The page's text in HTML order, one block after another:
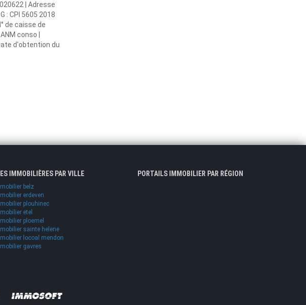
| Adresse
: CPI 5605 2018
de caisse de
conso |
d'obtention du
IMMOBILIÈRES PAR VILLE
belz
erdeven
plouhinec
etel
ploemel
sainte helene
locoal mendon
gavres
PORTAILS IMMOBILIER PAR RÉGION